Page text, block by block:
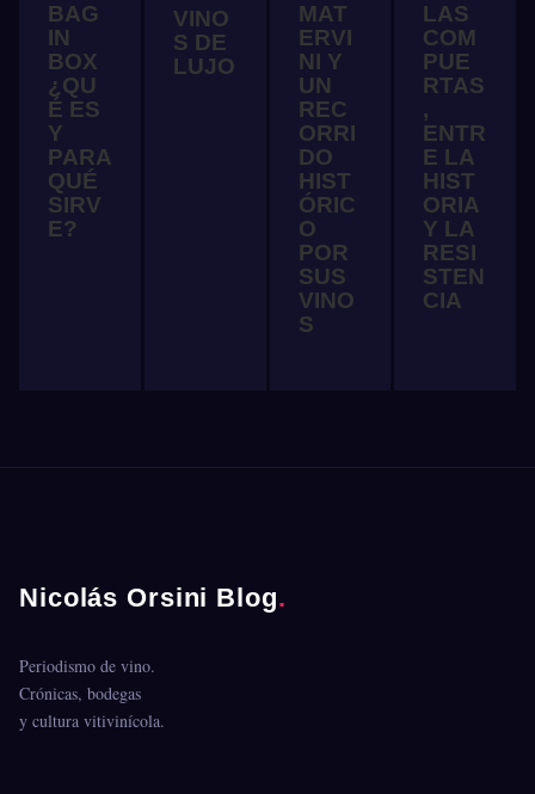
BAG
IN
BOX
¿QU
É ES
Y
PARA
QUÉ
SIRV
E?
VINO
S DE
LUJO
MAT
ERVI
NI Y
UN
REC
ORRI
DO
HIST
ÓRIC
O
POR
SUS
VINO
S
LAS
COM
PUE
RTAS
,
ENTR
E LA
HIST
ORIA
Y LA
RESI
STEN
CIA
Nicolás Orsini Blog.
Periodismo de vino.
Crónicas, bodegas
y cultura vitivinícola.